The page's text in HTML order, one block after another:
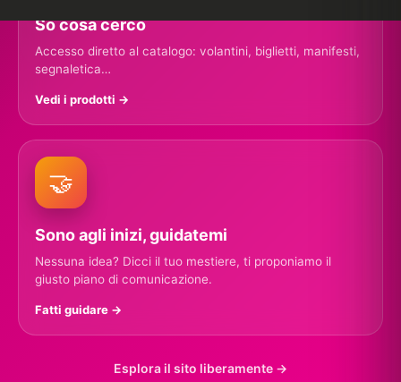
So cosa cerco
Accesso diretto al catalogo: volantini, biglietti, manifesti,
segnaletica…
Vedi i prodotti →
🤝
Sono agli inizi, guidatemi
Nessuna idea? Dicci il tuo mestiere, ti proponiamo il
giusto piano di comunicazione.
Fatti guidare →
Esplora il sito liberamente →
Ristorante
COME POSSIAMO AIUTARTI?
Un punto di partenza per
ogni esigenza